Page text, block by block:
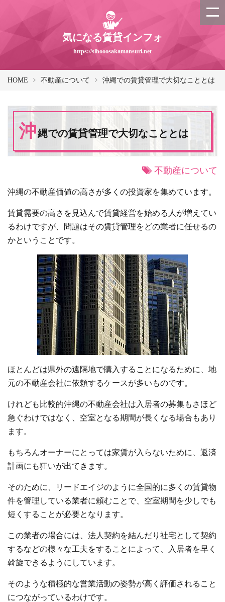
気になる賃貸インフォ
https://slbooosakamansuri.net
HOME 不動産について 沖縄での賃貸管理で大切なこととは
沖縄での賃貸管理で大切なこととは
不動産について
沖縄の不動産価値の高さが多くの投資家を集めています。
賃貸需要の高さを見込んで賃貸経営を始める人が増えてい
るわけですが、問題はその賃貸管理をどの業者に任せるの
かということです。
ほとんどは県外の遠隔地で購入することになるために、地
元の不動産会社に依頼するケースが多いものです。
けれども比較的沖縄の不動産会社は入居者の募集もさほど
急ぐわけではなく、空室となる期間が長くなる場合もあり
ます。
もちろんオーナーにとっては家賃が入らないために、返済
計画にも狂いが出てきます。
そのために、リードエイジのように全国的に多くの賃貸物
件を管理している業者に頼むことで、空室期間を少しでも
短くすることが必要となります。
この業者の場合には、法人契約を結んだり社宅として契約
するなどの様々な工夫をすることによって、入居者を早く
斡旋できるようにしています。
そのような積極的な営業活動の姿勢が高く評価されること
につながっているわけです。